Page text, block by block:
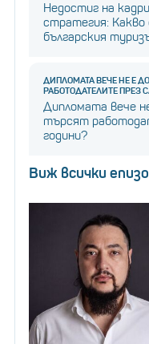
Недостиг на
стратегия: Какво
българския
ДИПЛОМАТА ВЕЧЕ НЕ Е
РАБОТОДАТЕЛИТЕ ПРЕЗ
Дипломата вече
търсят
години?
Виж всички